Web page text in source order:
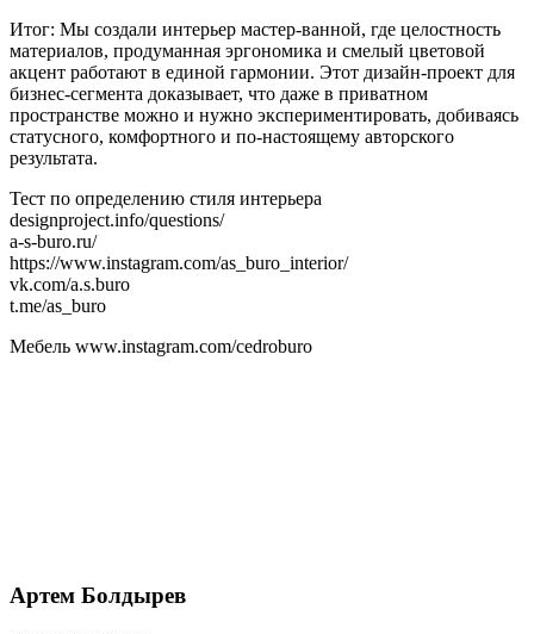
Итог: Мы создали интерьер мастер-ванной, где целостность
материалов, продуманная эргономика и смелый цветовой
акцент работают в единой гармонии. Этот дизайн-проект для
бизнес-сегмента доказывает, что даже в приватном
пространстве можно и нужно экспериментировать, добиваясь
статусного, комфортного и по-настоящему авторского
результата.
Тест по определению стиля интерьера
designproject.info/questions/
a-s-buro.ru/
https://www.instagram.com/as_buro_interior/
vk.com/a.s.buro
t.me/as_buro
Мебель www.instagram.com/cedroburo
Артем Болдырев